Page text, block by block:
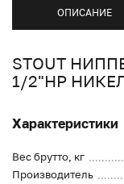
ОПИСАНИЕ
STOUT
1/2"НР
Характеристики
Вес брутто, кг
Производитель